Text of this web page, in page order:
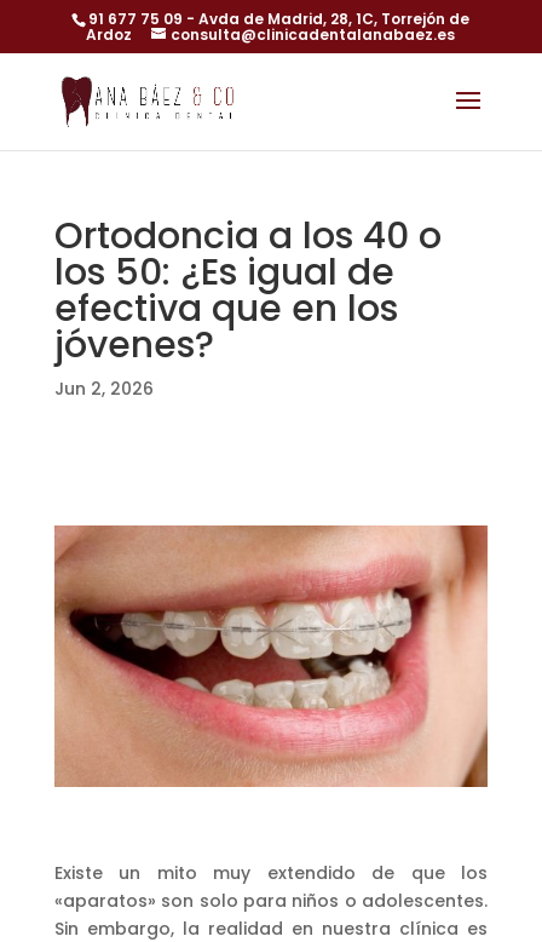
91 677 75 09 - Avda de Madrid, 28, 1C, Torrejón de
Ardoz consulta@clinicadentalanabaez.es
Ortodoncia a los 40 o
los 50: ¿Es igual de
efectiva que en los
jóvenes?
Jun 2, 2026
Existe un mito muy extendido de que los
«aparatos» son solo para niños o adolescentes.
Sin embargo, la realidad en nuestra clínica es